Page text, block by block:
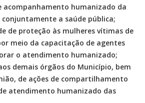
acompanhamento humanizado da
a saúde pública;
de proteção às mulheres vítimas de
meio da capacitação de agentes
o atendimento humanizado;
demais órgãos do Município, bem
de ações de compartilhamento
atendimento humanizado das